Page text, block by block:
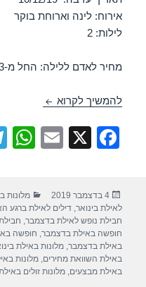
אירוח: לינה וארוחת בוקר
לילות: 2
מחיר לאדם ללילה: החל מ-₪283
להמשיך לקרוא מלון אורכידאה –
F
e
b
o
o
X
E
s
p
p
פורסם
בתאריך
4 בדצמבר 2019 קטגוריות
מלונות
לאילת בינואר,דילים לאילת ברגע
חבילת נופש לאילת בדצמבר,
חופשה באילת בדצמבר, חופשה
באילת בדצמבר,מלונות באילת
באילת השוואת מחירים,מלונות
באילת מבצעים,מלונות זולים